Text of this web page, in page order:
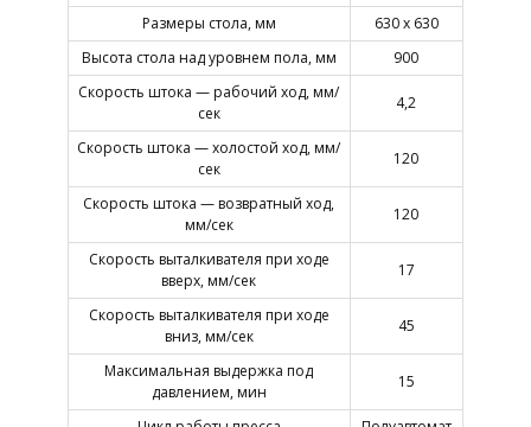
Размеры стола, мм
630 х 630
Высота стола над уровнем пола, мм
900
Скорость штока — рабочий ход, мм/
сек
4,2
Скорость штока — холостой ход, мм/
сек
120
Скорость штока — возвратный ход,
мм/сек
120
Скорость выталкивателя при ходе
вверх, мм/сек
17
Скорость выталкивателя при ходе
вниз, мм/сек
45
Максимальная выдержка под
давлением, мин
15